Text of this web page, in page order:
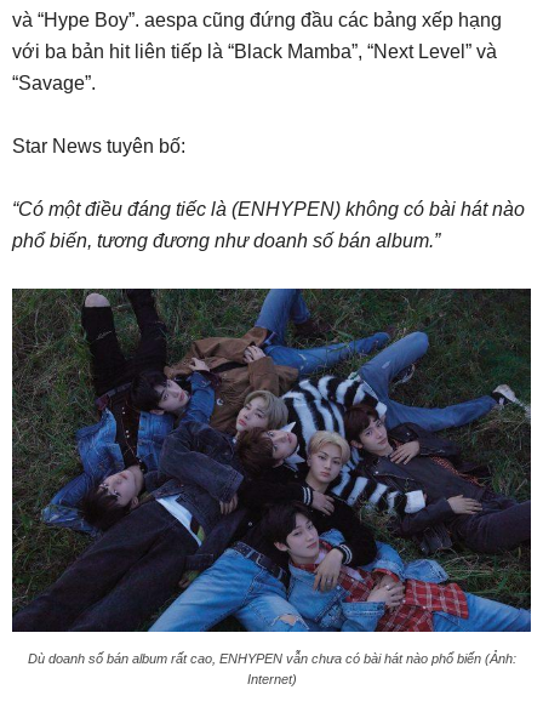
và “Hype Boy”. aespa cũng đứng đầu các bảng xếp hạng
với ba bản hit liên tiếp là “Black Mamba”, “Next Level” và
“Savage”.
Star News tuyên bố:
“Có một điều đáng tiếc là (ENHYPEN) không có bài hát nào
phổ biến, tương đương như doanh số bán album.”
Dù doanh số bán album rất cao, ENHYPEN vẫn chưa có bài hát nào phổ biến (Ảnh:
Internet)